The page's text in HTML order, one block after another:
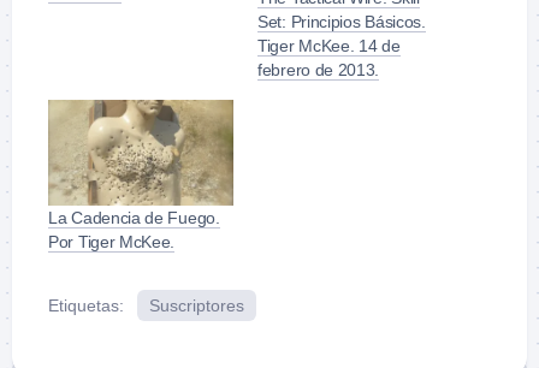
Set: Principios Básicos.
Tiger McKee. 14 de
febrero de 2013.
La Cadencia de Fuego.
Por Tiger McKee.
Etiquetas: Suscriptores